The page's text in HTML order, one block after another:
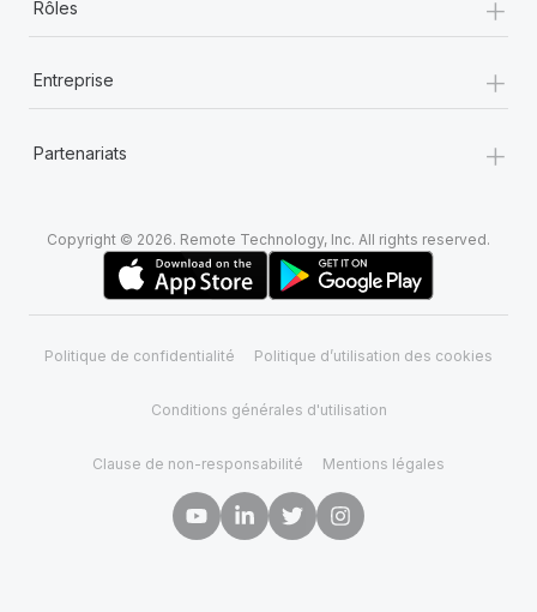
Rôles
Entreprise +
Partenariats +
Copyright © 2026. Remote Technology, Inc. All rights reserved.
Politique de confidentialité Politique d’utilisation des cookies
Conditions générales d'utilisation
Clause de non-responsabilité Mentions légales